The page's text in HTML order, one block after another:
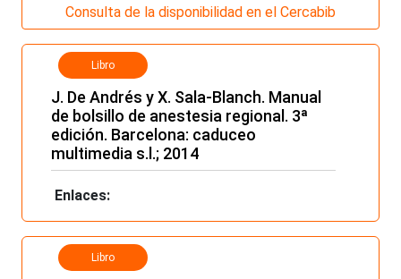
Consulta de la disponibilidad en el Cercabib
Libro
J. De Andrés y X. Sala-Blanch. Manual
de bolsillo de anestesia regional. 3ª
edición. Barcelona: caduceo
multimedia s.l.; 2014
Enlaces:
Libro